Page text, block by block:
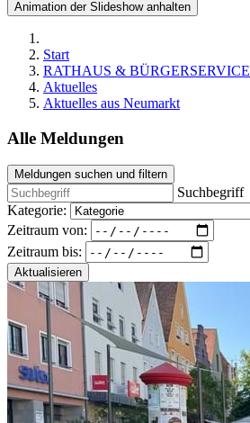
Animation der Slideshow anhalten
Start
RATHAUS & BÜRGERSERVICE
Aktuelles
Aktuelles aus Neumarkt
Alle Meldungen
Meldungen suchen und filtern
Suchbegriff
Kategorie:
Zeitraum von:
Zeitraum bis:
Aktualisieren